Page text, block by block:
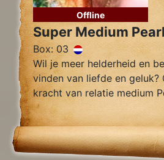
Offline
Super Medium Pearl
Box: 03
Wil je meer helderheid en
vinden van liefde en geluk?
kracht van relatie medium
intuïtieve vermogens en
inzichten kan Pearl je
begrijpen van je huidige